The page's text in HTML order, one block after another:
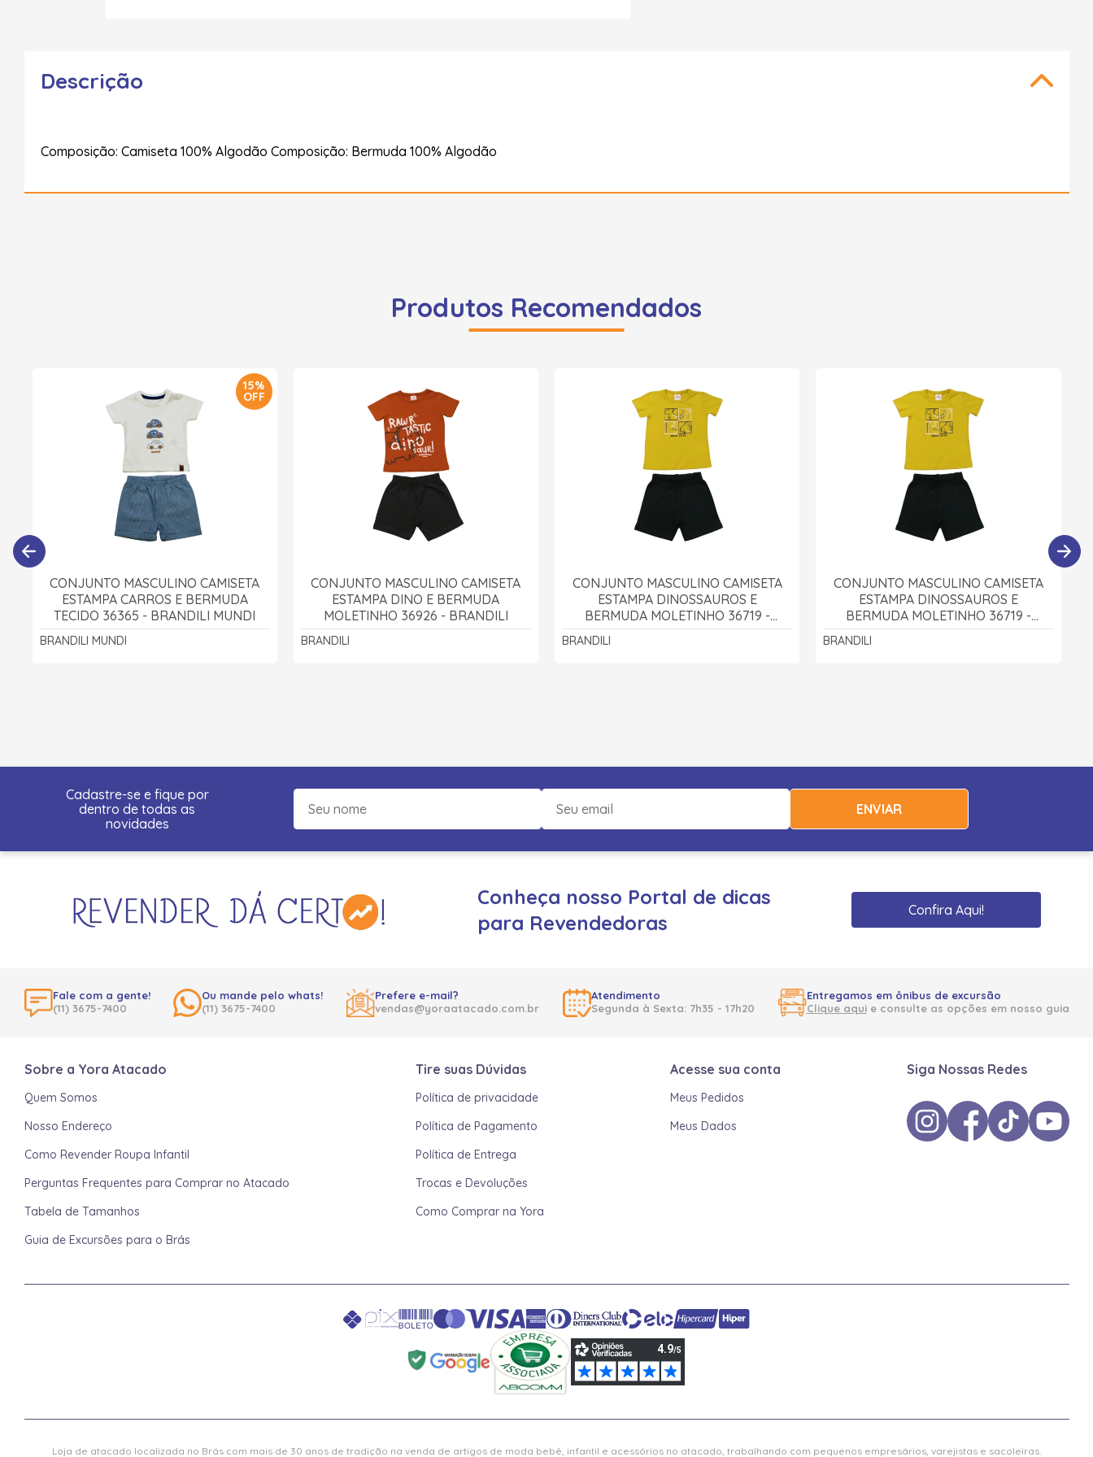
Descrição
Composição: Camiseta 100% Algodão Composição: Bermuda 100% Algodão
Produtos Recomendados
15%
OFF
CONJUNTO MASCULINO CAMISETA
ESTAMPA CARROS E BERMUDA
TECIDO 36365 - BRANDILI MUNDI
BRANDILI MUNDI
CONJUNTO MASCULINO CAMISETA
ESTAMPA DINO E BERMUDA
MOLETINHO 36926 - BRANDILI
BRANDILI
CONJUNTO MASCULINO CAMISETA
ESTAMPA DINOSSAUROS E
BERMUDA MOLETINHO 36719 -
BRANDILI
BRANDILI
CONJUNTO MASCULINO CAMISETA
ESTAMPA DINOSSAUROS E
BERMUDA MOLETINHO 36719 -
BRANDILI
BRANDILI
Cadastre-se e fique por
dentro de todas as
novidades
ENVIAR
Conheça nosso Portal de dicas
para Revendedoras
Confira Aqui!
Fale com a gente!
(11) 3675-7400
Ou mande pelo whats!
(11) 3675-7400
Prefere e-mail?
vendas@yoraatacado.com.br
Atendimento
Segunda à Sexta: 7h35 - 17h20
Entregamos em ônibus de excursão
Clique aquie consulte as opções em nosso guia
Sobre a Yora Atacado
Quem Somos
Nosso Endereço
Como Revender Roupa Infantil
Perguntas Frequentes para Comprar no Atacado
Tabela de Tamanhos
Guia de Excursões para o Brás
Tire suas Dúvidas
Política de privacidade
Política de Pagamento
Política de Entrega
Trocas e Devoluções
Como Comprar na Yora
Acesse sua conta
Meus Pedidos
Meus Dados
Siga Nossas Redes
Loja de atacado localizada no Brás com mais de 30 anos de tradição na venda de artigos de moda bebê, infantil e acessórios no atacado, trabalhando com pequenos empresários, varejistas e sacoleiras.